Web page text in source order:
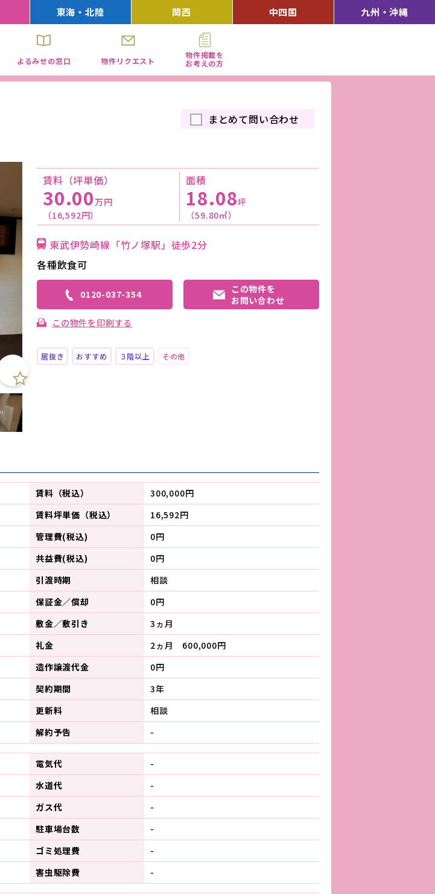
東海・北陸 関西 中四国 九州・沖縄
よるみせの窓口 物件リクエスト
物件掲載を
お考えの方
まとめて問い合わせ
賃料（坪単価）
30.00万円
（16,592円）
面積
18.08坪
（59.80㎡）
東武伊勢崎線「竹ノ塚駅」徒歩2分
各種飲食可
0120-037-354
この物件を
お問い合わせ
この物件を印刷する
居抜き おすすめ ３階以上 その他
賃料（税込）
300,000円
賃料坪単価（税込）
16,592円
管理費(税込)
0円
共益費(税込)
0円
引渡時期
相談
保証金／償却
0円
敷金／敷引き
3ヵ月
礼金
2ヵ月 600,000円
造作譲渡代金
0円
契約期間
3年
更新料
相談
解約予告
-
電気代
-
水道代
-
ガス代
-
駐車場台数
-
ゴミ処理費
-
害虫駆除費
-